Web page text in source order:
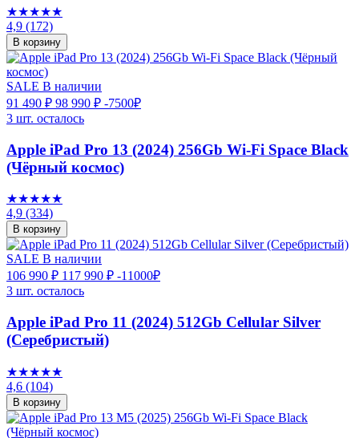
★★★★★
4,9 (172)
В корзину
SALE В наличии
91 490 ₽ 98 990 ₽ -7500₽
3 шт. осталось
Apple iPad Pro 13 (2024) 256Gb Wi-Fi Space Black
(Чёрный космос)
★★★★★
4,9 (334)
В корзину
SALE В наличии
106 990 ₽ 117 990 ₽ -11000₽
3 шт. осталось
Apple iPad Pro 11 (2024) 512Gb Cellular Silver
(Серебристый)
★★★★★
4,6 (104)
В корзину